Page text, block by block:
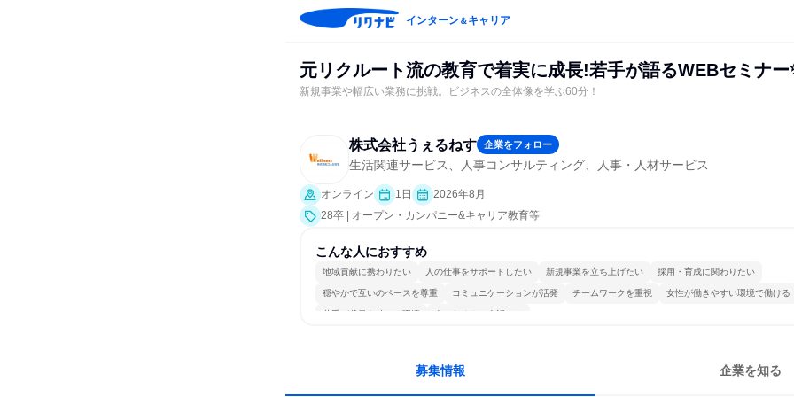
インターン＆キャリア
元リクルート流の教育で着実に成長!若手が語るWEBセミナー
新規事業や幅広い業務に挑戦。ビジネスの全体像を学ぶ60分！
株式会社うぇるねす 企業をフォロー
生活関連サービス、人事コンサルティング、人事・人材サービス
オンライン 1日
2026年8月
28卒 | オープン・カンパニー&キャリア教育等
こんな人におすすめ
地域貢献に携わりたい 人の仕事をサポートしたい 新規事業を立ち上げたい 採用・育成に関わりたい
穏やかで互いのペースを尊重 コミュニケーションが活発 チームワークを重視 女性が働きやすい環境で働ける
若手が裁量を持てる環境 人とたくさん会話する
募集情報 企業を知る